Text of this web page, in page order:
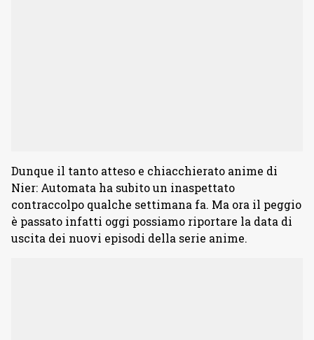
Dunque il tanto atteso e chiacchierato anime di
Nier: Automata ha subito un inaspettato
contraccolpo qualche settimana fa. Ma ora il peggio
è passato infatti oggi possiamo riportare la data di
uscita dei nuovi episodi della serie anime.